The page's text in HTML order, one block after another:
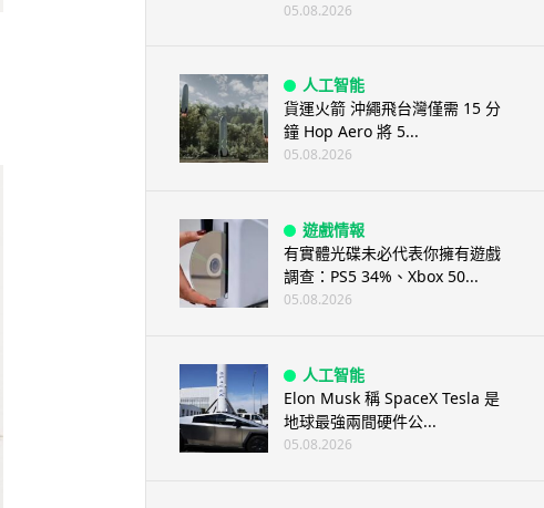
05.08.2026
人工智能
貨運火箭 沖繩飛台灣僅需 15 分
鐘 Hop Aero 將 5...
05.08.2026
遊戲情報
有實體光碟未必代表你擁有遊戲
調查：PS5 34%、Xbox 50...
05.08.2026
人工智能
Elon Musk 稱 SpaceX Tesla 是
地球最強兩間硬件公...
05.08.2026